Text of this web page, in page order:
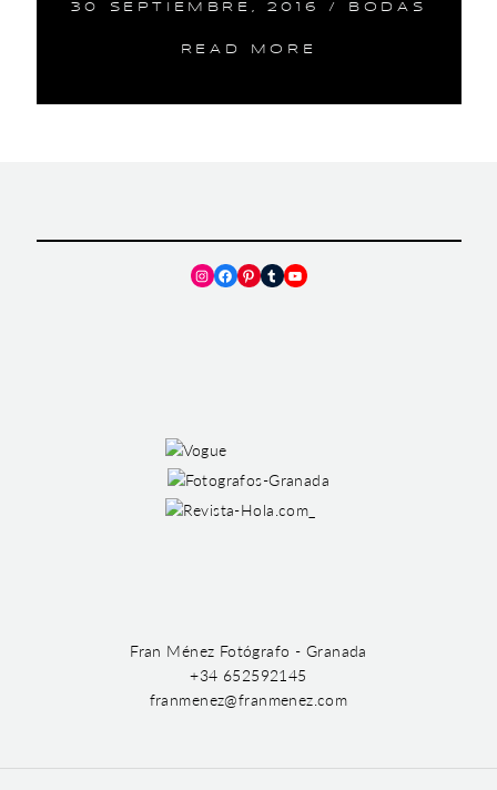
30 SEPTIEMBRE, 2016 / BODAS
READ MORE
Instagram
Facebook
Pinterest
TumblrYouTube
Fran Ménez Fotógrafo - Granada
+34 652592145
franmenez@franmenez.com